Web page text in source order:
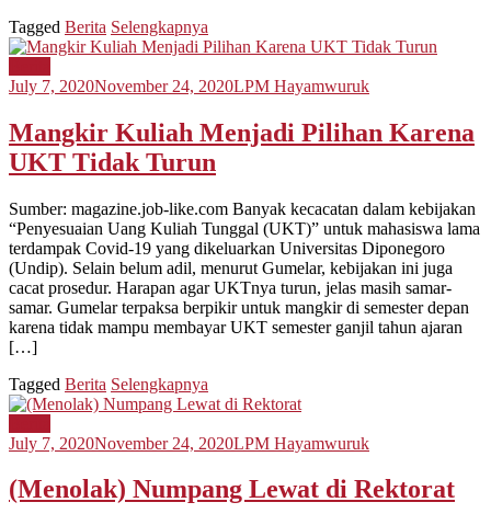
Tagged Berita Selengkapnya
July 7, 2020November 24, 2020LPM Hayamwuruk
Mangkir Kuliah Menjadi Pilihan Karena
UKT Tidak Turun
Sumber: magazine.job-like.com Banyak kecacatan dalam kebijakan
“Penyesuaian Uang Kuliah Tunggal (UKT)” untuk mahasiswa lama
terdampak Covid-19 yang dikeluarkan Universitas Diponegoro
(Undip). Selain belum adil, menurut Gumelar, kebijakan ini juga
cacat prosedur. Harapan agar UKTnya turun, jelas masih samar-
samar. Gumelar terpaksa berpikir untuk mangkir di semester depan
karena tidak mampu membayar UKT semester ganjil tahun ajaran
[…]
Tagged Berita Selengkapnya
July 7, 2020November 24, 2020LPM Hayamwuruk
(Menolak) Numpang Lewat di Rektorat